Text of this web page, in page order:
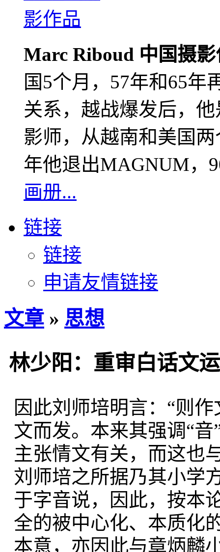
Marc Riboud 中国摄
国5个月，57年和65年
关系，越战爆发后，
影师，从越南和美国
年他退出MAGNUM，
画册...
链接
链接
申请友情链接
文章 » 思想
林少阳：重审白话文
因此刘师培明言：“则
文而发。本来其强调“
主张情文有关，而这也
刘师培之所据乃其小学
于字音说，因此，按本
全的被中心化、本质化
本意，亦因此与章炳麟